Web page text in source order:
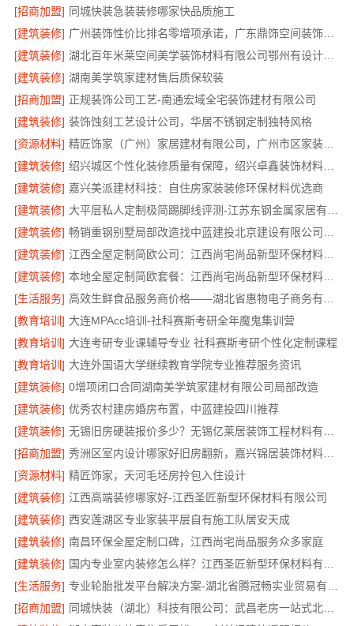
[招商加盟] 同城快装急装装修哪家快品质施工
[建筑装修]
广州装饰性价比排名零增项承诺，广东鼎饰空间装饰工程有限公司
[建筑装修]
湖北百年米莱空间美学装饰材料有限公司鄂州有设计感装修实景案例
[建筑装修] 湖南美学筑家建材售后质保软装
[招商加盟] 正规装饰公司工艺-南通宏域全宅装饰建材有限公司
[建筑装修] 装饰蚀刻工艺设计公司，华居不锈钢定制独特风格
[资源材料]
精匠饰家（广州）家居建材有限公司，广州市区家装装修多少钱新房
[建筑装修]
绍兴城区个性化装修质量有保障，绍兴卓鑫装饰材料有限公司
[建筑装修] 嘉兴美派建材科技：自住房家装装修环保材料优选商
[建筑装修]
[建筑装修]
[建筑装修]
江西全屋定制简欧公司：江西尚宅尚品新型环保材料有限公司
[建筑装修]
本地全屋定制简欧套餐：江西尚宅尚品新型环保材料有限公司
[生活服务]
[教育培训] 大连MPAcc培训-社科赛斯考研全年魔鬼集训营
[教育培训] 大连考研专业课辅导专业 社科赛斯考研个性化定制课程
[教育培训] 大连外国语大学继续教育学院专业推荐服务资讯
[建筑装修] 0增项闭口合同湖南美学筑家建材有限公司局部改造
[建筑装修] 优秀农村建房婚房布置，中蓝建投四川推荐
[建筑装修]
[招商加盟]
秀洲区室内设计哪家好旧房翻新，嘉兴锦居装饰材料有限公司高效服务
[资源材料] 精匠饰家，天河毛坯房拎包入住设计
[建筑装修] 江西高端装修哪家好-江西圣匠新型环保材料有限公司
[建筑装修] 西安莲湖区专业家装平层自有施工队居安天成
[建筑装修] 南昌环保全屋定制口碑，江西尚宅尚品服务众多家庭
[建筑装修]
[生活服务]
[招商加盟]
同城快装（湖北）科技有限公司：武昌老房一站式北欧风装修靠谱